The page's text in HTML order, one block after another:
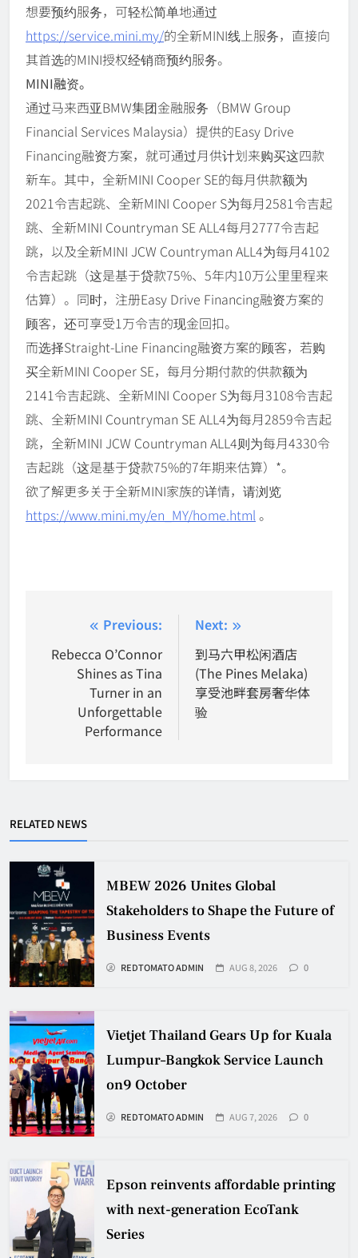
想要预约服务，可轻松简单地通过
https://service.mini.my/的全新MINI线上服务，直接向
其首选的MINI授权经销商预约服务。
MINI融资。
通过马来西亚BMW集团金融服务（BMW Group
Financial Services Malaysia）提供的Easy Drive
Financing融资方案，就可通过月供计划来购买这四款
新车。其中，全新MINI Cooper SE的每月供款额为
2021令吉起跳、全新MINI Cooper S为每月2581令吉起
跳、全新MINI Countryman SE ALL4每月2777令吉起
跳，以及全新MINI JCW Countryman ALL4为每月4102
令吉起跳（这是基于贷款75%、5年内10万公里里程来
估算）。同时，注册Easy Drive Financing融资方案的
顾客，还可享受1万令吉的现金回扣。
而选择Straight-Line Financing融资方案的顾客，若购
买全新MINI Cooper SE，每月分期付款的供款额为
2141令吉起跳、全新MINI Cooper S为每月3108令吉起
跳、全新MINI Countryman SE ALL4为每月2859令吉起
跳，全新MINI JCW Countryman ALL4则为每月4330令
吉起跳（这是基于贷款75%的7年期来估算）*。
欲了解更多关于全新MINI家族的详情，请浏览
https://www.mini.my/en_MY/home.html 。
navigation
Previous:
Rebecca O’Connor
Shines as Tina
Turner in an
Unforgettable
Performance
Next:
到马六甲松闲酒店
(The Pines Melaka)
享受池畔套房奢华体
验
RELATED NEWS
MBEW 2026 Unites Global
Stakeholders to Shape the Future of
Business Events
REDTOMATO ADMIN AUG 8, 2026 0
Vietjet Thailand Gears Up for Kuala
Lumpur–Bangkok Service Launch
on9 October
REDTOMATO ADMIN AUG 7, 2026 0
Epson reinvents affordable printing
with next-generation EcoTank
Series